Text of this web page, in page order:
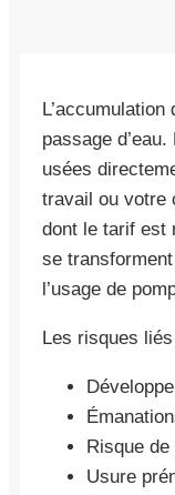
passage
usées
travail ou votre
dont le tarif est
se
l’usage de
Les risques
Risque
Usure